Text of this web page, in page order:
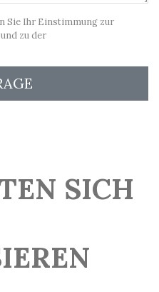
Sie Ihr Einstimmung zur
und zu der
SICH